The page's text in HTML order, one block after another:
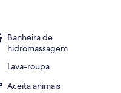
Banheira de
hidromassagem
Lava-roupa
Aceita animais